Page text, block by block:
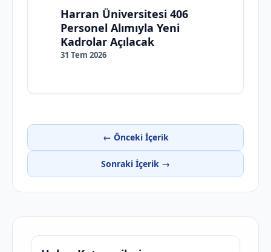
Harran Üniversitesi 406
Personel Alımıyla Yeni
Kadrolar Açılacak
31 Tem 2026
← Önceki İçerik
Sonraki İçerik →